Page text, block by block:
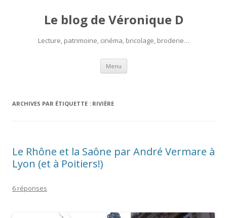
Le blog de Véronique D
Lecture, patrimoine, cinéma, bricolage, broderie…
Menu Aller
contenu
ARCHIVES PAR ÉTIQUETTE : RIVIÈRE
Le Rhône et la Saône par André Vermare à
Lyon (et à Poitiers!)
6 réponses